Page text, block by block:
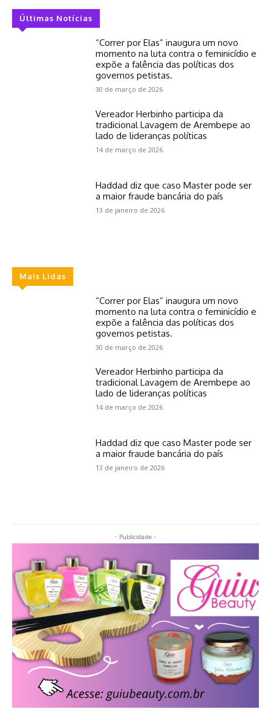
Últimas Notícias
“Correr por Elas” inaugura um novo
momento na luta contra o feminicídio e
expõe a falência das políticas dos
governos petistas.
30 de março de 2026
Vereador Herbinho participa da
tradicional Lavagem de Arembepe ao
lado de lideranças políticas
14 de março de 2026
Haddad diz que caso Master pode ser
a maior fraude bancária do país
13 de janeiro de 2026
Mais Lidas
“Correr por Elas” inaugura um novo
momento na luta contra o feminicídio e
expõe a falência das políticas dos
governos petistas.
30 de março de 2026
Vereador Herbinho participa da
tradicional Lavagem de Arembepe ao
lado de lideranças políticas
14 de março de 2026
Haddad diz que caso Master pode ser
a maior fraude bancária do país
13 de janeiro de 2026
- Publicidade -